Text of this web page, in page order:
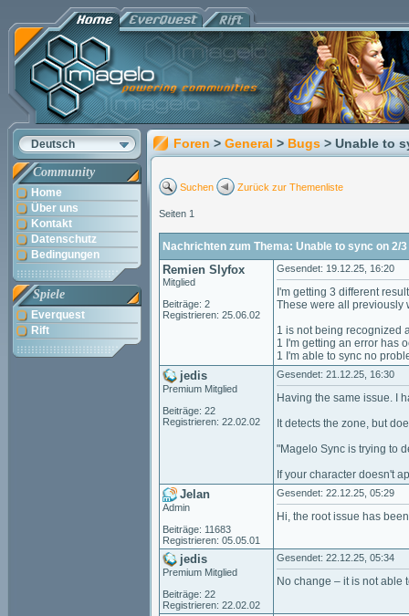
Deutsch
Community
Home
Über uns
Kontakt
Datenschutz
Bedingungen
Spiele
Everquest
Rift
Foren > General > Bugs > Unable to
Suchen Zurück zur Themenliste
Seiten 1
Nachrichten zum Thema: Unable to sync on 2/
Remien Slyfox
Mitglied
Beiträge: 2
Registrieren: 25.06.02
Gesendet: 19.12.25, 16:20
I'm getting 3 different
These were all previously
1 is not being recognized
1 I'm getting an error has
1 I'm able to sync no
jedis
Premium Mitglied
Beiträge: 22
Registrieren: 22.02.02
Gesendet: 21.12.25, 16:30
Having the same issue. I
It detects the zone, but
"Magelo Sync is trying to
If your character doesn't
Jelan
Admin
Beiträge: 11683
Registrieren: 05.05.01
Gesendet: 22.12.25, 05:29
Hi, the root issue has
jedis
Premium Mitglied
Beiträge: 22
Registrieren: 22.02.02
Gesendet: 22.12.25, 05:34
No change – it is not able